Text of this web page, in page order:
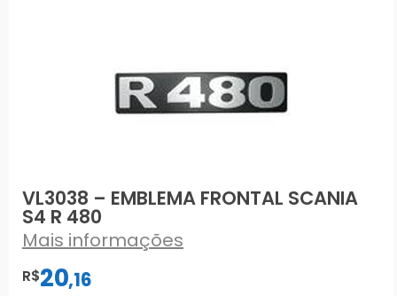
VL3038 – EMBLEMA FRONTAL SCANIA
S4 R 480
Mais informações
R$20,16